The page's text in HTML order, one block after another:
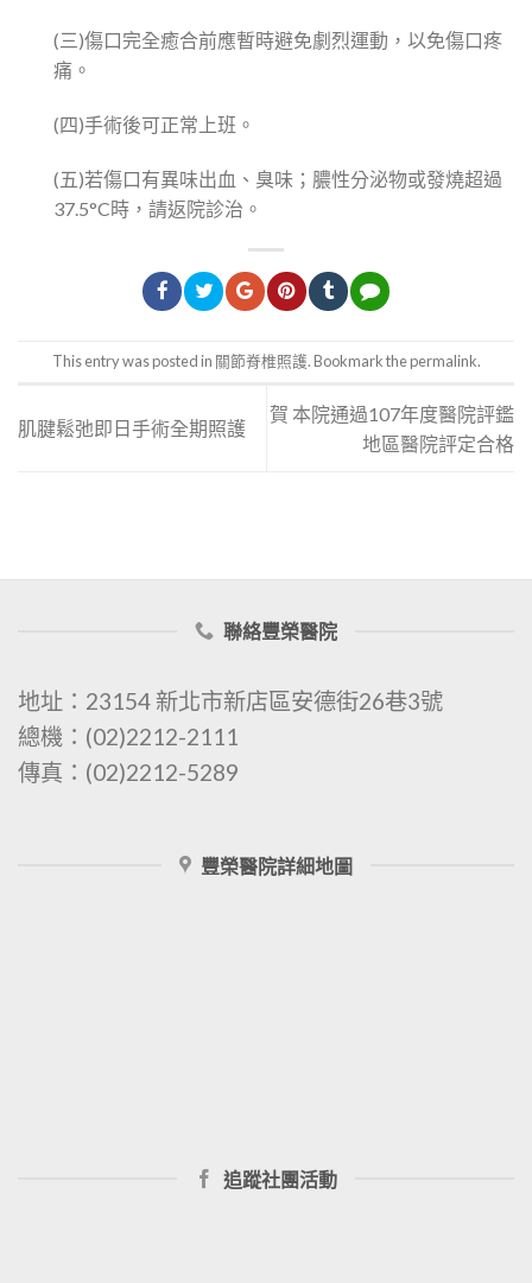
(三)傷口完全癒合前應暫時避免劇烈運動，以免傷口疼
痛。
(四)手術後可正常上班。
(五)若傷口有異味出血、臭味；膿性分泌物或發燒超過
37.5°C時，請返院診治。
This entry was posted in 關節脊椎照護. Bookmark thepermalink.
肌腱鬆弛即日手術全期照護
賀 本院通過107年度醫院評鑑
地區醫院評定合格
聯絡豐榮醫院
地址：23154 新北市新店區安德街26巷3號
總機：(02)2212-2111
傳真：(02)2212-5289
豐榮醫院詳細地圖
追蹤社團活動